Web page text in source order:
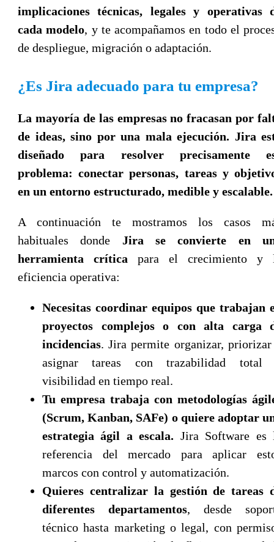
implicaciones técnicas, legales y operativas
cada modelo, y te acompañamos en todo el
de despliegue, migración o adaptación.
¿Es Jira adecuado para tu empresa?
La mayoría de las empresas no fracasan por
de ideas, sino por una mala ejecución. Jira
diseñado para resolver precisamente
problema: conectar personas, tareas y
en un entorno estructurado, medible y escalable.
A continuación te mostramos los casos
habituales donde Jira se convierte en
herramienta crítica para el crecimiento y
eficiencia operativa:
Necesitas coordinar equipos que trabajan
proyectos complejos o con alta carga
incidencias. Jira permite organizar,
asignar tareas con trazabilidad total
visibilidad en tiempo real.
Tu empresa trabaja con metodologías
(Scrum, Kanban, SAFe) o quiere adoptar
estrategia ágil a escala. Jira Software es
referencia del mercado para aplicar
marcos con control y automatización.
Quieres centralizar la gestión de tareas
diferentes departamentos, desde
técnico hasta marketing o legal, con